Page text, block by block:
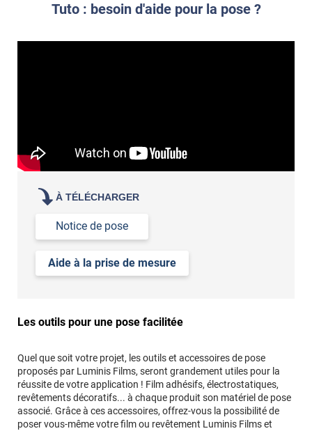
Tuto : besoin d'aide pour la pose ?
À TÉLÉCHARGER
Notice de pose
Aide à la prise de mesure
Les outils pour une pose facilitée
Quel que soit votre projet, les outils et accessoires de pose
proposés par Luminis Films, seront grandement utiles pour la
réussite de votre application ! Film adhésifs, électrostatiques,
revêtements décoratifs... à chaque produit son matériel de pose
associé. Grâce à ces accessoires, offrez-vous la possibilité de
poser vous-même votre film ou revêtement Luminis Films et